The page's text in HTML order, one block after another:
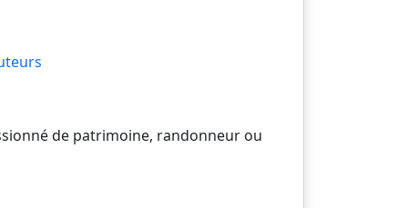
de patrimoine, randonneur ou